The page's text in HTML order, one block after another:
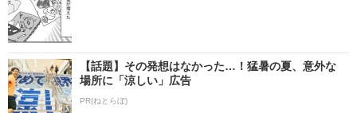
【話題】その発想はなかった…！猛暑の夏、意外な
場所に「涼しい」広告
PR(ねとらぼ)